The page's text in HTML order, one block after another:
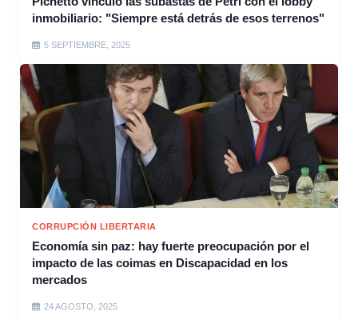
inmobiliario: "Siempre está detrás de esos terrenos"
5 SEPTIEMBRE, 2025
CORRUPCIÓN LIBERTARIA
Economía sin paz: hay fuerte preocupación por el
impacto de las coimas en Discapacidad en los
mercados
24 AGOSTO, 2025